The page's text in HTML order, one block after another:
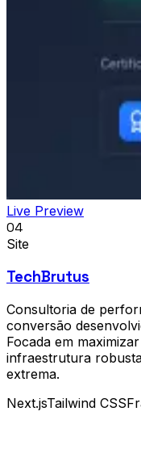
Live Preview
04
Site
TechBrutus
Consultoria de
conversão
Focada em
infraestrutura
extrema.
Next.jsTailwind CSS